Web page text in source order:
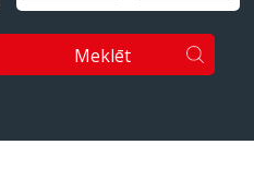
Meklēt